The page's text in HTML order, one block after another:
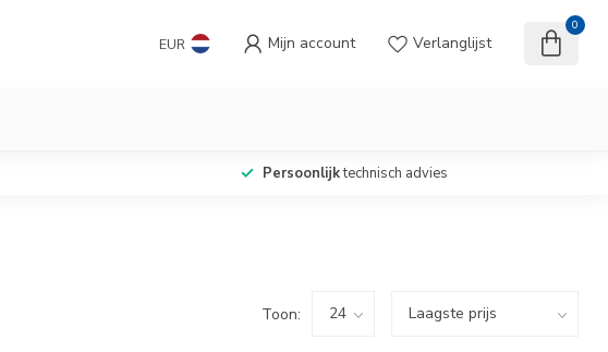
EUR Mijn account Verlanglijst
0
Persoonlijktechnisch advies
Toon: